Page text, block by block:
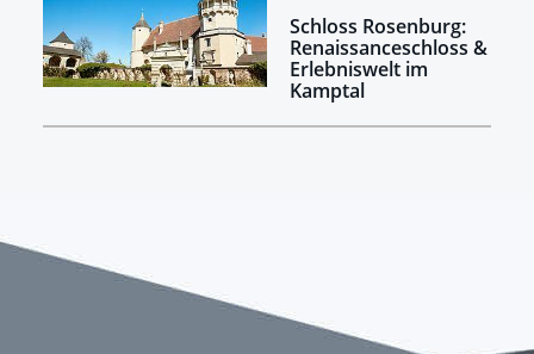
Schloss Rosenburg:
Renaissanceschloss &
Erlebniswelt im
Kamptal